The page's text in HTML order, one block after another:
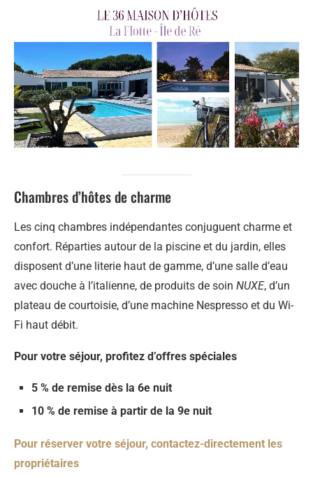
Chambres d’hôtes de charme
Les cinq chambres indépendantes conjuguent charme et
confort. Réparties autour de la piscine et du jardin, elles
disposent d’une literie haut de gamme, d’une salle d’eau
avec douche à l’italienne, de produits de soin NUXE, d’un
plateau de courtoisie, d’une machine Nespresso et du Wi-
Fi haut débit.
Pour votre séjour, profitez d’offres spéciales
5 % de remise dès la 6e nuit
10 % de remise à partir de la 9e nuit
Pour réserver votre séjour, contactez-directement les
propriétaires